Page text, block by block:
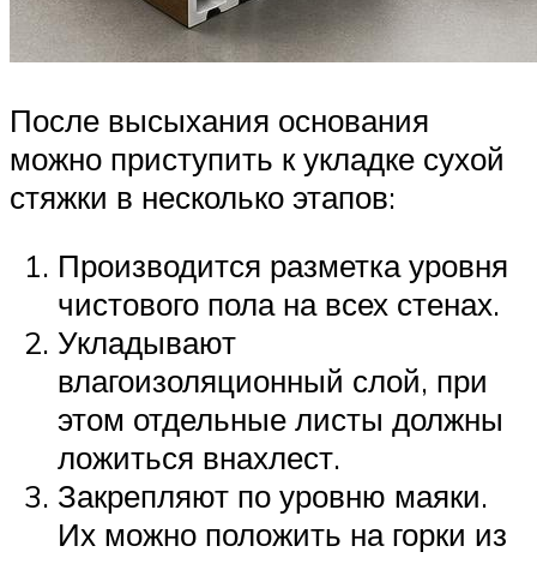
После высыхания основания
можно приступить к укладке сухой
стяжки в несколько этапов:
Производится разметка уровня
чистового пола на всех стенах.
Укладывают
влагоизоляционный слой, при
этом отдельные листы должны
ложиться внахлест.
Закрепляют по уровню маяки.
Их можно положить на горки из